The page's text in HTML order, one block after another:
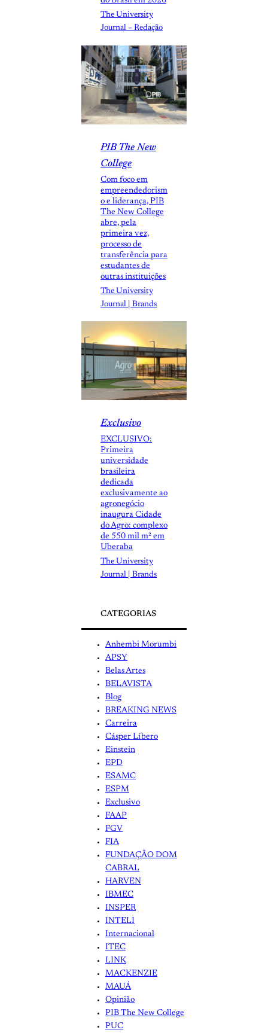
The University
Journal – Redação
PIB The New
College
Com foco em
empreendedorism
o e liderança, PIB
The New College
abre, pela
primeira vez,
processo de
transferência para
estudantes de
outras instituições
The University
Journal | Brands
Exclusivo
EXCLUSIVO:
Primeira
universidade
brasileira
dedicada
exclusivamente ao
agronegócio
inaugura Cidade
do Agro: complexo
de 550 mil m² em
Uberaba
The University
Journal | Brands
CATEGORIAS
Anhembi Morumbi
APSY
Belas Artes
BELAVISTA
Blog
BREAKING NEWS
Carreira
Cásper Líbero
Einstein
EPD
ESAMC
ESPM
Exclusivo
FAAP
FGV
FIA
FUNDAÇÃO DOM
CABRAL
HARVEN
IBMEC
INSPER
INTELI
Internacional
ITEC
LINK
MACKENZIE
MAUÁ
Opinião
PIB The New College
PUC